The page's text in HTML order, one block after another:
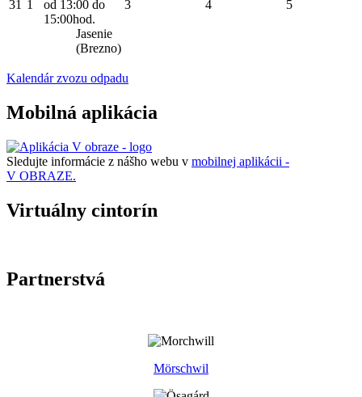
31 1
od 13:00 do
15:00hod.
Jasenie
(Brezno)
3 4 5
Kalendár zvozu odpadu
Mobilná aplikácia
Sledujte informácie z nášho webu v mobilnej aplikácii -
V OBRAZE.
Virtuálny cintorín
Partnerstvá
Mörschwil